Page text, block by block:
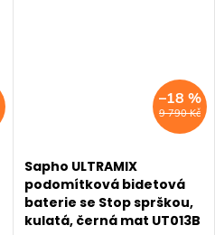
9 790 Kč
–18 %
Sapho ULTRAMIX
podomítková bidetová
baterie se Stop sprškou,
kulatá, černá mat UT013B